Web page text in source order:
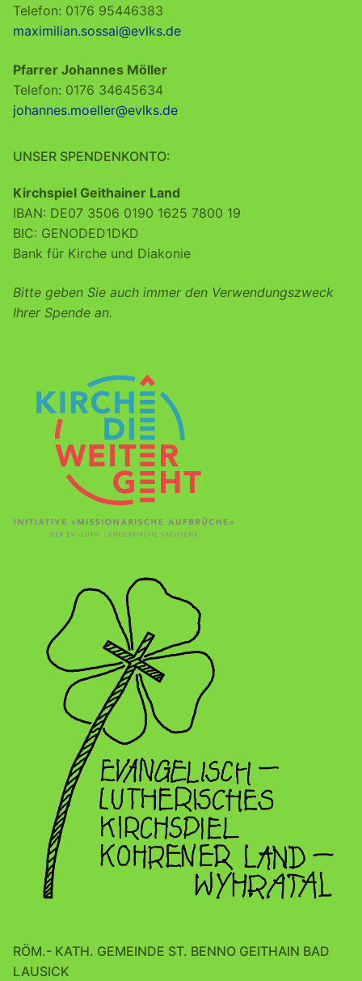
Telefon: 0176 95446383
maximilian.sossai@evlks.de
Pfarrer Johannes Möller
Telefon: 0176 34645634
johannes.moeller@evlks.de
UNSER SPENDENKONTO:
Kirchspiel Geithainer Land
IBAN: DE07 3506 0190 1625 7800 19
BIC: GENODED1DKD
Bank für Kirche und Diakonie
Bitte geben Sie auch immer den Verwendungszweck
Ihrer Spende an.
RÖM.- KATH. GEMEINDE ST. BENNO GEITHAIN BAD
LAUSICK